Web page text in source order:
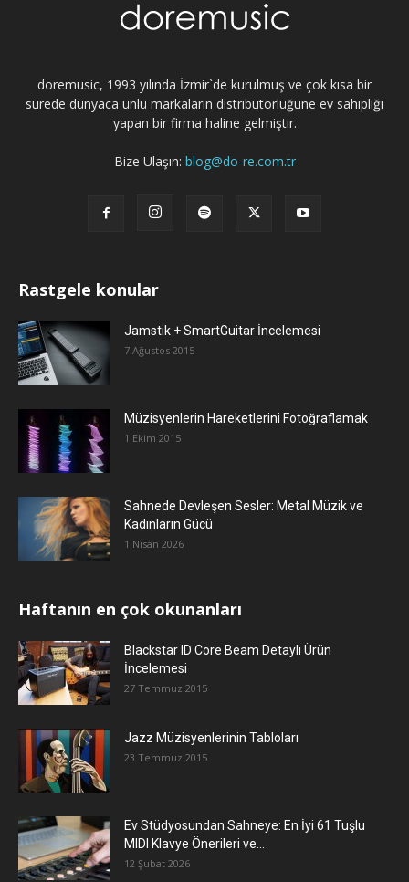
doremusic, 1993 yılında İzmir`de kurulmuş ve çok kısa bir
sürede dünyaca ünlü markaların distribütörlüğüne ev sahipliği
yapan bir firma haline gelmiştir.
Bize Ulaşın: blog@do-re.com.tr
Rastgele konular
Jamstik + SmartGuitar İncelemesi
7 Ağustos 2015
Müzisyenlerin Hareketlerini Fotoğraflamak
1 Ekim 2015
Sahnede Devleşen Sesler: Metal Müzik ve
Kadınların Gücü
1 Nisan 2026
Haftanın en çok okunanları
Blackstar ID Core Beam Detaylı Ürün
İncelemesi
27 Temmuz 2015
Jazz Müzisyenlerinin Tabloları
23 Temmuz 2015
Ev Stüdyosundan Sahneye: En İyi 61 Tuşlu
MIDI Klavye Önerileri ve...
12 Şubat 2026